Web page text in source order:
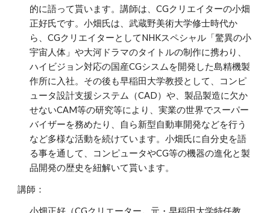
的に語って貰います。講師は、CGクリエイターの小畑
正好氏です。小畑氏は、武蔵野美術大学修士時代か
ら、CGクリエイターとしてNHKスペシャル「驚異の小
宇宙人体」や大河ドラマのタイトルの制作に携わり、
ハイビジョン対応の国産CGシスムを開発した島精機製
作所に入社。その後も早稲田大学教授として、コンピ
ュータ設計支援システム（CAD）や、製品製造に欠か
せないCAM等の研究等により、実業の世界でスーパー
バイザーを務めたり、自ら新型自動車開発などを行う
など多様な活動を続けています。小畑氏に自分史を語
る事を通して、コンピュータやCG等の機器の進化と製
品開発の歴史を紐解いて貰います。
講師：
小畑正好（CGクリエーター。元・早稲田大学特任教